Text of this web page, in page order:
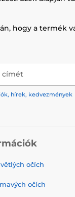
hogy a termék
címét
hírek, kedvezmények
očích
očích